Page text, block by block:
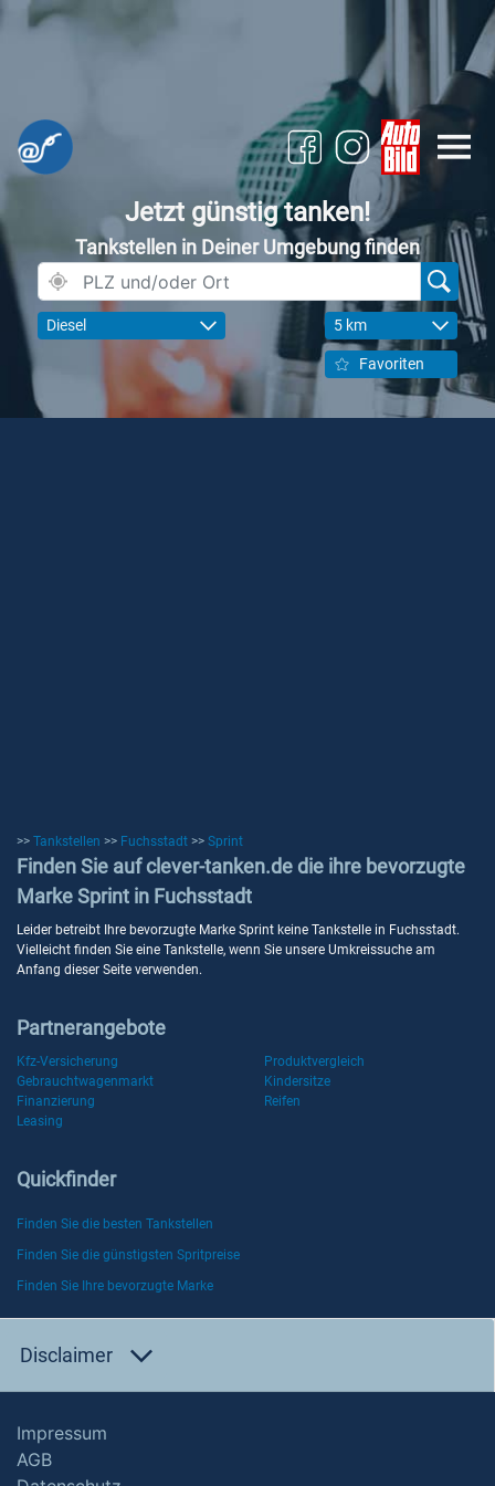
Jetzt günstig tanken!
Tankstellen in Deiner Umgebung finden
Diesel 5 km
Favoriten
>> Tankstellen >> Fuchsstadt >> Sprint
Finden Sie auf clever-tanken.de die ihre bevorzugte
Marke Sprint in Fuchsstadt
Leider betreibt Ihre bevorzugte Marke Sprint keine Tankstelle in Fuchsstadt.
Vielleicht finden Sie eine Tankstelle, wenn Sie unsere Umkreissuche am
Anfang dieser Seite verwenden.
Partnerangebote
Kfz-Versicherung
Produktvergleich
Gebrauchtwagenmarkt
Kindersitze
Finanzierung
Reifen
Leasing
Quickfinder
Finden Sie die besten Tankstellen
Finden Sie die günstigsten Spritpreise
Finden Sie Ihre bevorzugte Marke
Disclaimer
Impressum
AGB